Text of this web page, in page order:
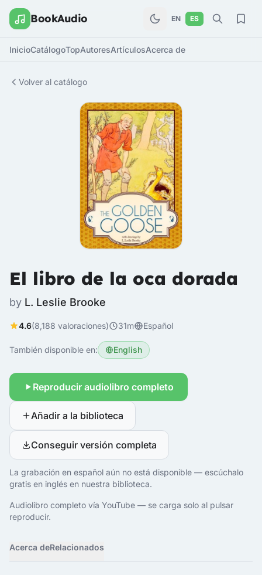
BookAudio EN ES
InicioCatálogoTopAutoresArtículosAcerca de
Volver al catálogo
El libro de la oca dorada
by L. Leslie Brooke
4.6(8,188 valoraciones) 31m Español
También disponible en: English
Reproducir audiolibro completo
Añadir a la biblioteca
Conseguir versión completa
La grabación en español aún no está disponible — escúchalo
gratis en inglés en nuestra biblioteca.
Audiolibro completo vía YouTube — se carga solo al pulsar
reproducir.
Acerca deRelacionados